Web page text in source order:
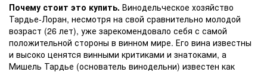
Почему стоит это купить. Винодельческое хозяйство
Тардье-Лоран, несмотря на свой сравнительно молодой
возраст (26 лет), уже зарекомендовало себя с самой
положительной стороны в винном мире. Его вина известны
и высоко ценятся винными критиками и знатоками, а
Мишель Тардье (основатель винодельни) известен как